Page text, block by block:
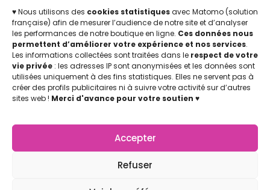
♥ Nous utilisons des cookies statistiquesavec Matomo (solution
française) afin de mesurer l’audience de notre site et d’analyser
les performances de notre boutique en ligne. Ces données nous
permettent d’améliorer votre expérience et nos services.
Les informations collectées sont traitées dans le respect de votre
vie privée : les adresses IP sont anonymisées et les données sont
utilisées uniquement à des fins statistiques. Elles ne servent pas à
créer des profils publicitaires ni à suivre votre activité sur d’autres
sites web ! Merci d'avance pour votre soutien ♥
Accepter
Refuser
Politique de cookies
Conditions Générales de Vente (CGV)
Licence d'utilisation
Concu par Marion Jicoulat avec ♡
Apprentie Girafe ® Marque Déposée
APPRENTIE GIRAFE
La Boutique
Mon compte
Notre Appli Girafe2poche
Retrouvez-nous (de temps en temps) dans vos boites
mail, pour des témoignages d’utilisation de la